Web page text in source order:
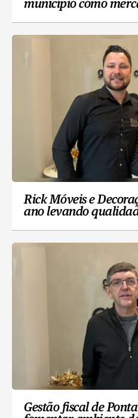
município como
Rick Móveis e
ano levando
Gestão fiscal de